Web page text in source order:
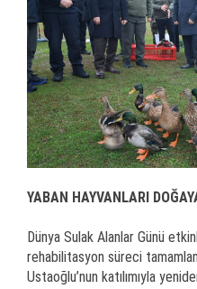
YABAN HAYVANLARI
Dünya Sulak Alanlar Günü
rehabilitasyon süreci
Ustaoğlu’nun katılımıyla